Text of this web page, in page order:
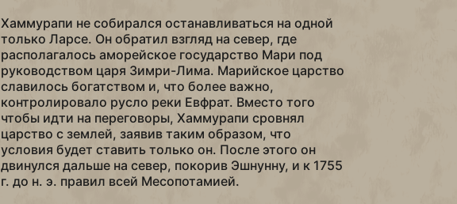
Хаммурапи не собирался останавливаться на одной
только Ларсе. Он обратил взгляд на север, где
располагалось аморейское государство Мари под
руководством царя Зимри-Лима. Марийское царство
славилось богатством и, что более важно,
контролировало русло реки Евфрат. Вместо того
чтобы идти на переговоры, Хаммурапи сровнял
царство с землей, заявив таким образом, что
условия будет ставить только он. После этого он
двинулся дальше на север, покорив Эшнунну, и к 1755
г. до н. э. правил всей Месопотамией.